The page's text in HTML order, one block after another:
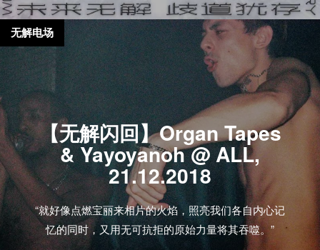
【无解闪回】Organ Tapes
& Yayoyanoh @ ALL,
21.12.2018
“就好像点燃宝丽来相片的火焰，照亮我们各自内心记
忆的同时，又用无可抗拒的原始力量将其吞噬。”
无解电场